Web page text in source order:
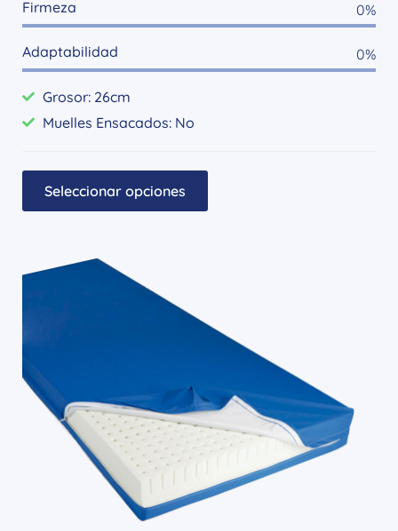
Firmeza 0%
Adaptabilidad 0%
Grosor: 26cm
Muelles Ensacados: No
Seleccionar opciones